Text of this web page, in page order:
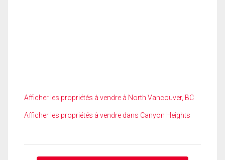
Afficher les propriétés à vendre à North Vancouver, BC
Afficher les propriétés à vendre dans Canyon Heights